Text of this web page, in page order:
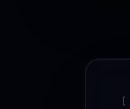
Footer
[